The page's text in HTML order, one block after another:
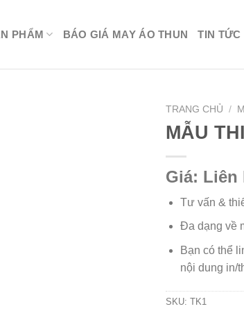
PHẨM BÁO GIÁ MAY ÁO THUN TIN TỨC
TRANG CHỦ /
MẪU
Giá: Liên
Tư vấn &
Đa dạng về
Bạn có thể
nội dung in/
SKU: TK1